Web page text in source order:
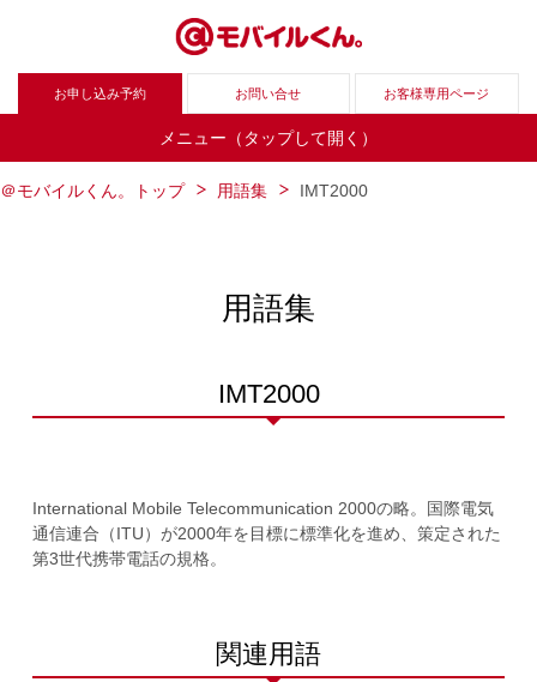
お申し込み予約 お問い合せ お客様専用ページ
メニュー（タップして開く）
＠モバイルくん。トップ 用語集 IMT2000
用語集
IMT2000
International Mobile Telecommunication 2000の略。国際電気
通信連合（ITU）が2000年を目標に標準化を進め、策定された
第3世代携帯電話の規格。
関連用語